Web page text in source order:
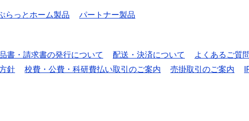
らっとホーム製品 パートナー製品
書・請求書の発行について 配送・決済について
よくあるご質問
針 校費・公費・科研費払い取引のご案内 売掛取引のご案内